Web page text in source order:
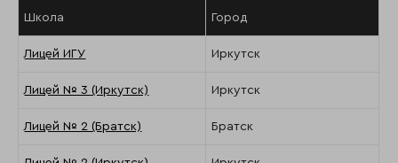
Школа Город
Лицей ИГУ Иркутск
Лицей № 3 (Иркутск) Иркутск
Лицей № 2 (Братск) Братск